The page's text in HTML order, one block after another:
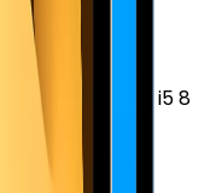
1.1 GHz Core i5 8